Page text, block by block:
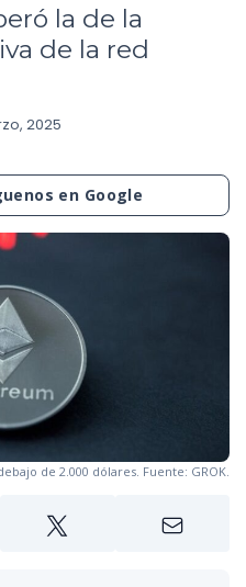
la de la
de la red
2025
en Google
de 2.000 dólares. Fuente: GROK.